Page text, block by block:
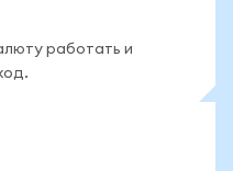
работать и